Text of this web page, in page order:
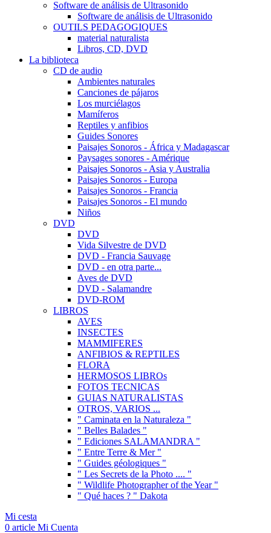
Software de análisis de Ultrasonido
Software de análisis de Ultrasonido
OUTILS PEDAGOGIQUES
material naturalista
Libros, CD, DVD
La biblioteca
CD de audio
Ambientes naturales
Canciones de pájaros
Los murciélagos
Mamíferos
Reptiles y anfibios
Guides Sonores
Paisajes Sonoros - África y Madagascar
Paysages sonores - Amérique
Paisajes Sonoros - Asia y Australia
Paisajes Sonoros - Europa
Paisajes Sonoros - Francia
Paisajes Sonoros - El mundo
Niños
DVD
DVD
Vida Silvestre de DVD
DVD - Francia Sauvage
DVD - en otra parte...
Aves de DVD
DVD - Salamandre
DVD-ROM
LIBROS
AVES
INSECTES
MAMMIFERES
ANFIBIOS & REPTILES
FLORA
HERMOSOS LIBROs
FOTOS TECNICAS
GUIAS NATURALISTAS
OTROS, VARIOS ...
" Caminata en la Naturaleza "
" Belles Balades "
" Ediciones SALAMANDRA "
" Entre Terre & Mer "
" Guides géologiques "
" Les Secrets de la Photo .... "
" Wildlife Photographer of the Year "
" Qué haces ? " Dakota
Mi cesta
0 article Mi Cuenta